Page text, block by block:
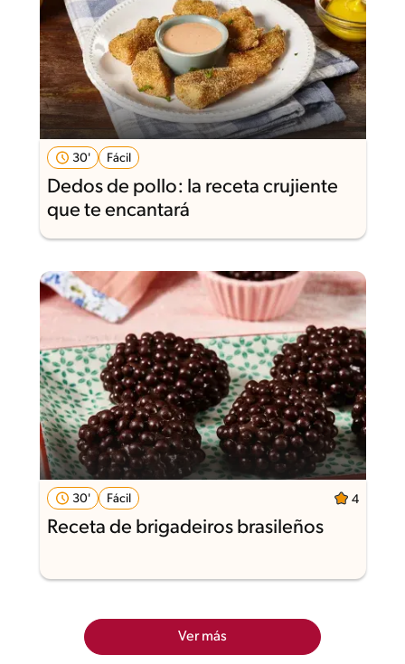
30' Fácil
Dedos de pollo: la receta crujiente
que te encantará
30' Fácil 4
Receta de brigadeiros brasileños
Ver más